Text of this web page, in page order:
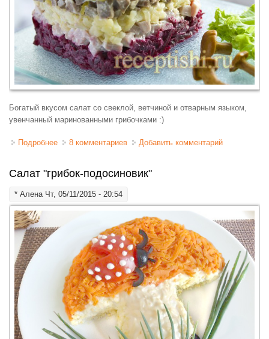
Богатый вкусом салат со свеклой, ветчиной и отварным языком,
увенчанный маринованными грибочками :)
Подробнее о Салат "Лесная опушка"
8 комментариев Добавить комментарий
Салат "грибок-подосиновик"
* АленаЧт, 05/11/2015 - 20:54